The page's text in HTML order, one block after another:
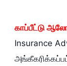
காப்பீட்டு
Insurance